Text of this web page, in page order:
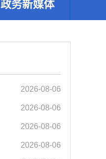
政务新媒体
2026-08-06
2026-08-06
2026-08-06
2026-08-06